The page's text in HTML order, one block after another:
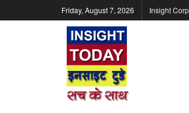
Friday, August 7, 2026 Insight